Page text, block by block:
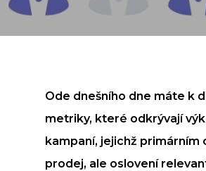
Ode dnešního dne máte k
metriky, které odkrývají
kampaní, jejichž primárním
prodej, ale oslovení